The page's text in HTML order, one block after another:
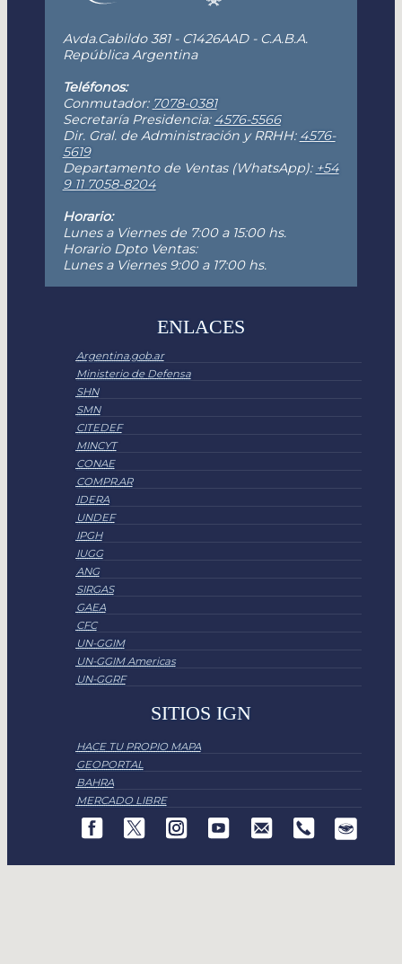
Avda.Cabildo 381 - C1426AAD - C.A.B.A.
República Argentina
Teléfonos:
Conmutador: 7078-0381
Secretaría Presidencia: 4576-5566
Dir. Gral. de Administración y RRHH: 4576-
5619
Departamento de Ventas (WhatsApp): +54
9 11 7058-8204
Horario:
Lunes a Viernes de 7:00 a 15:00 hs.
Horario Dpto Ventas:
Lunes a Viernes 9:00 a 17:00 hs.
ENLACES
Argentina.gob.ar
Ministerio de Defensa
SHN
SMN
CITEDEF
MINCYT
CONAE
COMPR.AR
IDERA
UNDEF
IPGH
IUGG
ANG
SIRGAS
GAEA
CFC
UN-GGIM
UN-GGIM Americas
UN-GGRF
SITIOS IGN
HACE TU PROPIO MAPA
GEOPORTAL
BAHRA
MERCADO LIBRE